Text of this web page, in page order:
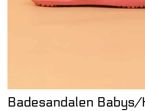
Badesandalen